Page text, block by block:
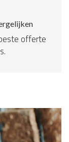
offerte